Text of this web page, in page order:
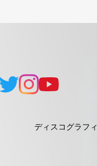
2025年8月
2025年7月
2025年5月
ディスコグラフィ